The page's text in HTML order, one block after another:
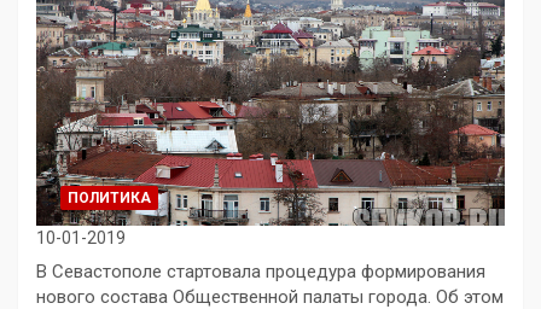
ПОЛИТИКА
10-01-2019
В Севастополе стартовала процедура формирования
нового состава Общественной палаты города. Об этом